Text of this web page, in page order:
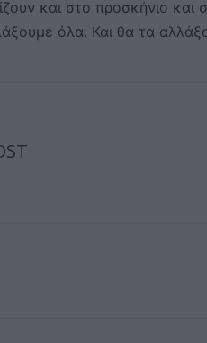
και στο προσκήνιο
όλα. Και θα τα